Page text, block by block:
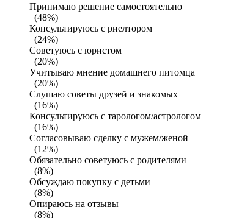
Принимаю решение самостоятельно
(48%)
Консультируюсь с риелтором
(24%)
Советуюсь с юристом
(20%)
Учитываю мнение домашнего питомца
(20%)
Слушаю советы друзей и знакомых
(16%)
Консультируюсь с тарологом/астрологом
(16%)
Согласовываю сделку с мужем/женой
(12%)
Обязательно советуюсь с родителями
(8%)
Обсуждаю покупку с детьми
(8%)
Опираюсь на отзывы
(8%)